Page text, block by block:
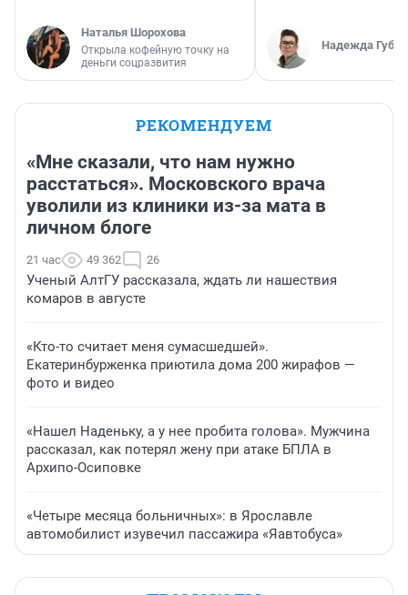
Наталья Шорохова
Открыла кофейную точку на
деньги соцразвития
Надежда
РЕКОМЕНДУЕМ
«Мне сказали, что нам нужно
расстаться». Московского врача
уволили из клиники из-за мата в
личном блоге
21 час 49 362 26
Ученый АлтГУ рассказала, ждать ли нашествия
комаров в августе
«Кто-то считает меня сумасшедшей».
Екатеринбурженка приютила дома 200 жирафов —
фото и видео
«Нашел Наденьку, а у нее пробита голова». Мужчина
рассказал, как потерял жену при атаке БПЛА в
Архипо-Осиповке
«Четыре месяца больничных»: в Ярославле
автомобилист изувечил пассажира «Яавтобуса»